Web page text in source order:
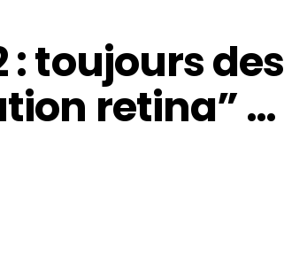
: toujours des
retina” …